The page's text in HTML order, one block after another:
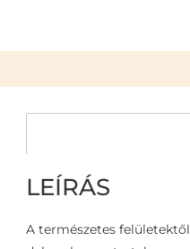
LEÍRÁS
A természetes